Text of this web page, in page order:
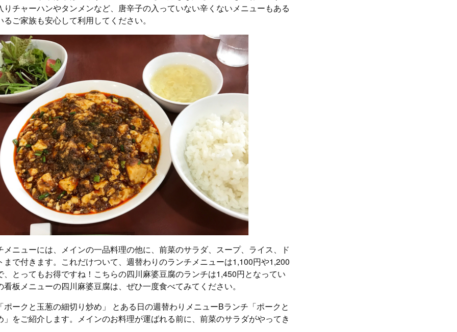
りチャーハンやタンメンなど、唐辛子の入っていない辛くないメニューもある
ご家族も安心して利用してください。
メニューには、メインの一品料理の他に、前菜のサラダ、スープ、ライス、ド
まで付きます。これだけついて、週替わりのランチメニューは1,100円や1,200
、とってもお得ですね！こちらの四川麻婆豆腐のランチは1,450円となってい
板メニューの四川麻婆豆腐は、ぜひ一度食べてみてください。
ポークと玉葱の細切り炒め」 とある日の週替わりメニューBランチ「ポークと
」をご紹介します。メインのお料理が運ばれる前に、前菜のサラダがやってき